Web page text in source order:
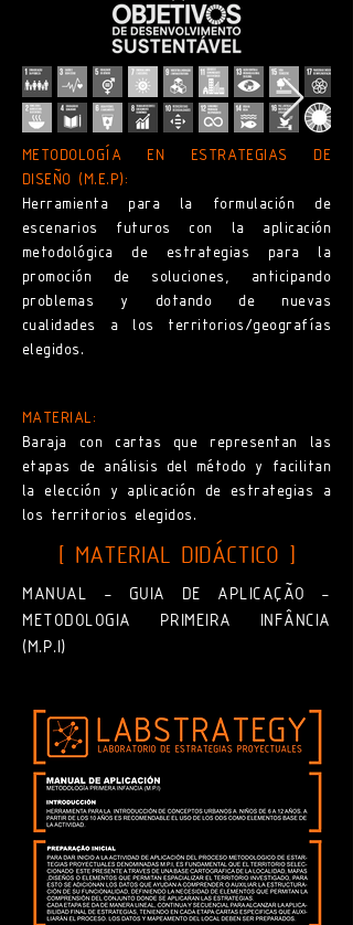
METODOLOGÍA EN ESTRATEGIAS DE
DISEÑO (M.E.P):
Herramienta para la formulación de
escenarios futuros con la aplicación
metodológica de estrategias para la
promoción de soluciones, anticipando
problemas y dotando de nuevas
cualidades a los territorios/geografías
elegidos. ​ ​
MATERIAL:
Baraja con cartas que representan las
etapas de análisis del método y facilitan
la elección y aplicación de estrategias a
los territorios elegidos.
[ MATERIAL DIDÁCTICO ]
MANUAL - GUIA DE APLICAÇÃO -
METODOLOGIA PRIMEIRA INFÂNCIA
(M.P.I)